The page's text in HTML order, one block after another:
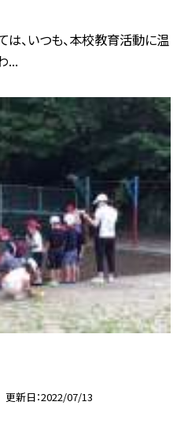
、いつも、本校教育活動に温
...
更新日 2022/07/13